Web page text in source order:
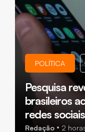
POLÍTICA
Pesquisa
brasileiros
redes
Redação 2